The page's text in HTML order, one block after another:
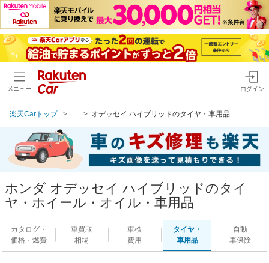
メニュー ログイン
楽天Carトップ オデッセイ ハイブリッドのタイヤ・車用品
ホンダ オデッセイ ハイブリッドのタイ
ヤ・ホイール・オイル・車用品
カタログ・
価格・燃費
車買取
相場
車検
費用
タイヤ・
車用品
自動
車保険